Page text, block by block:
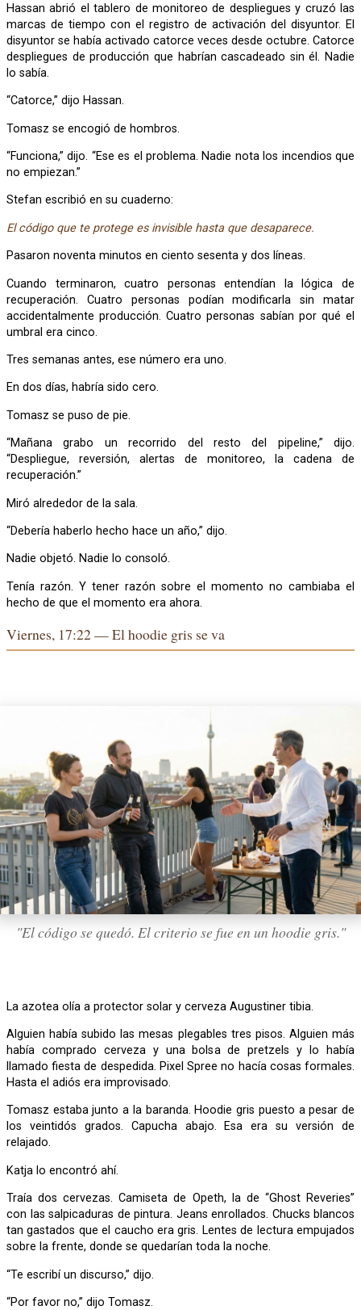
Hassan abrió el tablero de monitoreo de despliegues y cruzó las
marcas de tiempo con el registro de activación del disyuntor. El
disyuntor se había activado catorce veces desde octubre. Catorce
despliegues de producción que habrían cascadeado sin él. Nadie
lo sabía.
“Catorce,” dijo Hassan.
Tomasz se encogió de hombros.
“Funciona,” dijo. “Ese es el problema. Nadie nota los incendios que
no empiezan.”
Stefan escribió en su cuaderno:
El código que te protege es invisible hasta que desaparece.
Pasaron noventa minutos en ciento sesenta y dos líneas.
Cuando terminaron, cuatro personas entendían la lógica de
recuperación. Cuatro personas podían modificarla sin matar
accidentalmente producción. Cuatro personas sabían por qué el
umbral era cinco.
Tres semanas antes, ese número era uno.
En dos días, habría sido cero.
Tomasz se puso de pie.
“Mañana grabo un recorrido del resto del pipeline,” dijo.
“Despliegue, reversión, alertas de monitoreo, la cadena de
recuperación.”
Miró alrededor de la sala.
“Debería haberlo hecho hace un año,” dijo.
Nadie objetó. Nadie lo consoló.
Tenía razón. Y tener razón sobre el momento no cambiaba el
hecho de que el momento era ahora.
Viernes, 17:22 — El hoodie gris se va
"El código se quedó. El criterio se fue en un hoodie gris."
La azotea olía a protector solar y cerveza Augustiner tibia.
Alguien había subido las mesas plegables tres pisos. Alguien más
había comprado cerveza y una bolsa de pretzels y lo había
llamado fiesta de despedida. Pixel Spree no hacía cosas formales.
Hasta el adiós era improvisado.
Tomasz estaba junto a la baranda. Hoodie gris puesto a pesar de
los veintidós grados. Capucha abajo. Esa era su versión de
relajado.
Katja lo encontró ahí.
Traía dos cervezas. Camiseta de Opeth, la de “Ghost Reveries”
con las salpicaduras de pintura. Jeans enrollados. Chucks blancos
tan gastados que el caucho era gris. Lentes de lectura empujados
sobre la frente, donde se quedarían toda la noche.
“Te escribí un discurso,” dijo.
“Por favor no,” dijo Tomasz.